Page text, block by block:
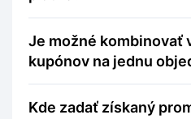
Je možné kombinovať viac zľavových
kupónov na jednu
Kde zadať získaný promo code pri nákupe